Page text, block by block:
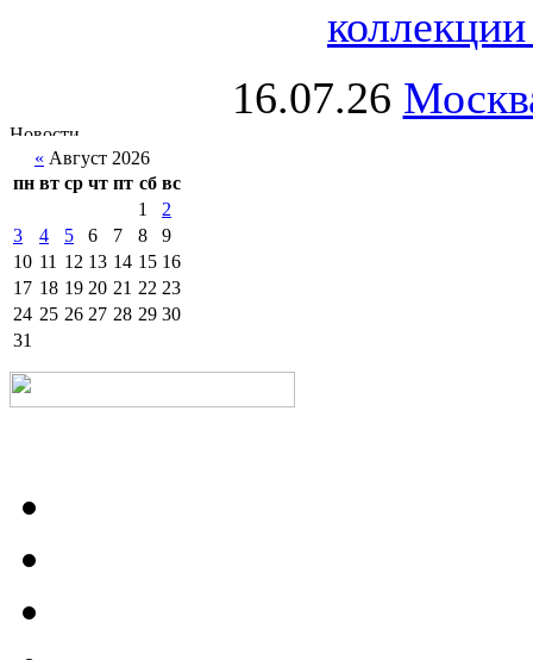
16.07.26
« Август 2026
пн вт ср чт пт сб вс
1
2
3
4 5 6 7 8
9
10 11 12 13 14 15 16
17 18 19 20 21 22 23
24 25 26 27 28 29 30
31